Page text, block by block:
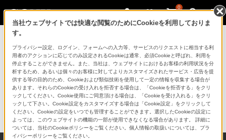
0
東京2025世界陸上特別展
WORLD ATHLETICS MOMENTS
目に映る世界の先へ。 ／
More than Meets the Eye
当社ウェブサイトでは快適な閲覧のためにCookieを利用しておりま
す。
プライバシー設定、ログイン、フォームへの入力等、サービスのリクエストに相当する利
用者のアクションに応じてのみ設定されるCookieは通常、必須Cookieと呼ばれ、利用を
停止することができません。また、当社は、ウェブサイトにおけるお客様の利用状況を分
析するため、あるいは個々のお客様に対してよりカスタマイズされたサービス・広告を提
供する等の目的のため、Cookieおよび類似技術を使用して一定の情報を収集する場合が
あります。それらのCookieの受け入れを拒否する場合は、「Cookieを拒否する」をクリ
ックしてください。Cookie使用にご同意頂ける場合は、「Cookieを受け入れる」をクリ
ックして下さい。Cookie設定をカスタマイズする場合は「Cookie設定」をクリックして
ください。Cookieの設定をいつでも管理することができます。選択したCookieの設定に
よっては、このウェブサイトの機能の一部が使用できなくなる場合があります。 詳細に
ついては、当社のCookieポリシーをご覧ください。個人情報の取扱いについては、プラ
イバシーポリシーをご覧ください。